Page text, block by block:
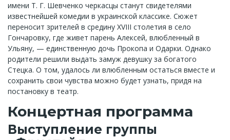
имени Т. Г. Шевченко черкасцы станут свидетелями
известнейшей комедии в украинской классике. Сюжет
переносит зрителей в средину XVIII столетия в село
Гончаровку, где живет парень Алексей, влюбленный в
Ульяну, — единственную дочь Прокопа и Одарки. Однако
родители решили выдать замуж девушку за богатого
Стецка. О том, удалось ли влюбленным остаться вместе и
сохранить свои чувства можно будет узнать, придя на
постановку в театр.
Концертная программа
Выступление группы